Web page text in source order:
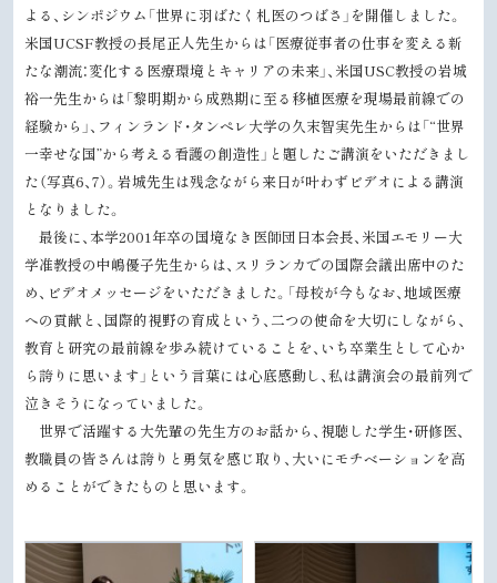
よる、シンポジウム「世界に羽ばたく札医のつばさ」を開催しました。
米国UCSF教授の長尾正人先生からは「医療従事者の仕事を変える新
たな潮流：変化する医療環境とキャリアの未来」、米国USC教授の岩城
裕一先生からは「黎明期から成熟期に至る移植医療を現場最前線での
経験から」、フィンランド・タンペレ大学の久末智実先生からは「“世界
一幸せな国”から考える看護の創造性」と題したご講演をいただきまし
た（写真6、7）。岩城先生は残念ながら来日が叶わずビデオによる講演
となりました。
最後に、本学2001年卒の国境なき医師団日本会長、米国エモリー大
学准教授の中嶋優子先生からは、スリランカでの国際会議出席中のた
め、ビデオメッセージをいただきました。「母校が今もなお、地域医療
への貢献と、国際的視野の育成という、二つの使命を大切にしながら、
教育と研究の最前線を歩み続けていることを、いち卒業生として心か
ら誇りに思います」という言葉には心底感動し、私は講演会の最前列で
泣きそうになっていました。
世界で活躍する大先輩の先生方のお話から、視聴した学生・研修医、
教職員の皆さんは誇りと勇気を感じ取り、大いにモチベーションを高
めることができたものと思います。